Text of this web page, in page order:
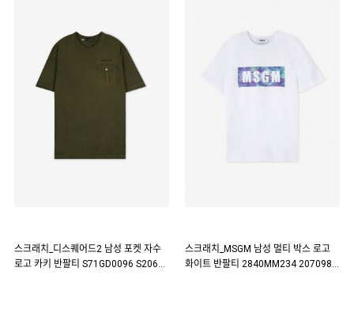
스크래치_디스퀘어드2 남성 포켓 자수
로고 카키 반팔티 S71GD0096 S20696
스크래치_MSGM 남성 멀티 박스 로고
화이트 반팔티 2840MM234 207098 0